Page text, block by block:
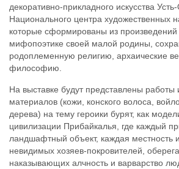
декоративно-прикладного искусства
Национального центра художественных
которые сформированы из произведений
мифопоэтике своей малой родины,
родоплеменную религию, архаические
философию.
На выставке будут представлены работы
материалов (кожи, конского волоса,
дерева) на тему героики бурят, как
цивилизации Прибайкалья, где каждый
ландшафтный объект, каждая местность
невидимых хозяев-покровителей,
наказывающих алчность и варварство